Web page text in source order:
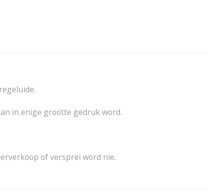
in enige grootte gedruk word.
of versprei word nie.